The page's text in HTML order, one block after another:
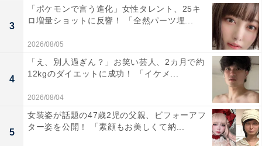
3
「ポケモンで言う進化」女性タレント、25キ
ロ増量ショットに反響！ 「全然パーツ埋...
2026/08/05
4
「え、別人過ぎん？」お笑い芸人、2カ月で約
12kgのダイエットに成功！ 「イケメ...
2026/08/04
5
女装姿が話題の47歳2児の父親、ビフォーアフ
ター姿を公開！ 「素顔もお美しくて納...